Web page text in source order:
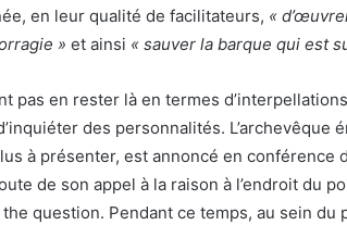
en leur qualité de facilitateurs, «
» et ainsi « sauver la barque qui est
pas en rester là en termes
des personnalités. L’archevêque
à présenter, est annoncé en conférence
de son appel à la raison à l’endroit du
question. Pendant ce temps, au sein du